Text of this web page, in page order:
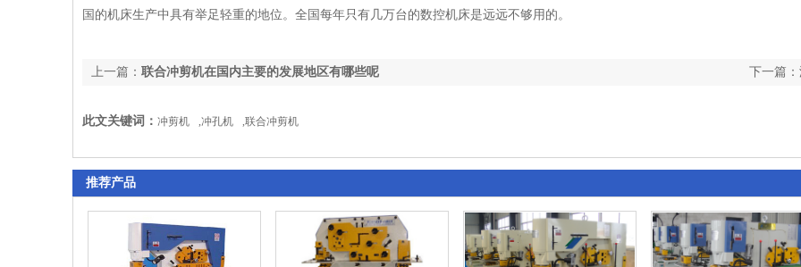
国的机床生产中具有举足轻重的地位。全国每年只有几万台的数控机床是远远不够用的。
下一篇
上一篇： 联合冲剪机在国内主要的发展地区有哪些呢
此文关键词： 冲剪机 ,冲孔机 ,联合冲剪机
推荐产品